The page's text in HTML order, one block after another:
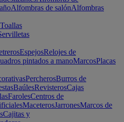
Alfombras de salónAlfombras
Toallas
EspejosRelojes de
pintados a manoMarcosPlacas
PercherosBurros de
BaúlesRevisterosCajas
FarolesCentros de
MaceterosJarronesMarcos de
Cajitas y